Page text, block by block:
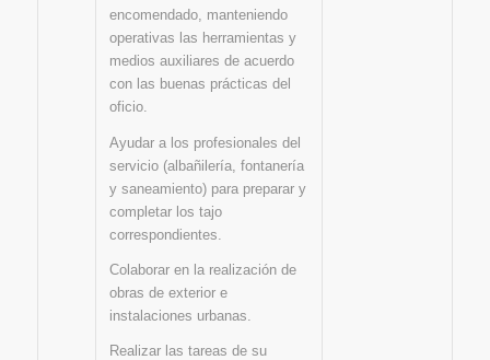
encomendado, manteniendo
operativas las herramientas y
medios auxiliares de acuerdo
con las buenas prácticas del
oficio.
Ayudar a los profesionales del
servicio (albañilería, fontanería
y saneamiento) para preparar y
completar los tajo
correspondientes.
Colaborar en la realización de
obras de exterior e
instalaciones urbanas.
Realizar las tareas de su